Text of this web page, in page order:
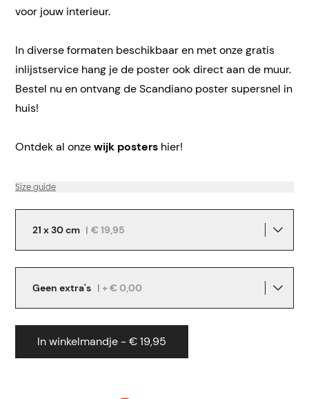
voor jouw interieur.
In diverse formaten beschikbaar en met onze gratis
inlijstservice hang je de poster ook direct aan de muur.
Bestel nu en ontvang de Scandiano poster supersnel in
huis!
Ontdek al onzewijk posters hier!
Size guide
21 x 30 cm | € 19,95
Geen extra's | + € 0,00
In winkelmandje - € 19,95